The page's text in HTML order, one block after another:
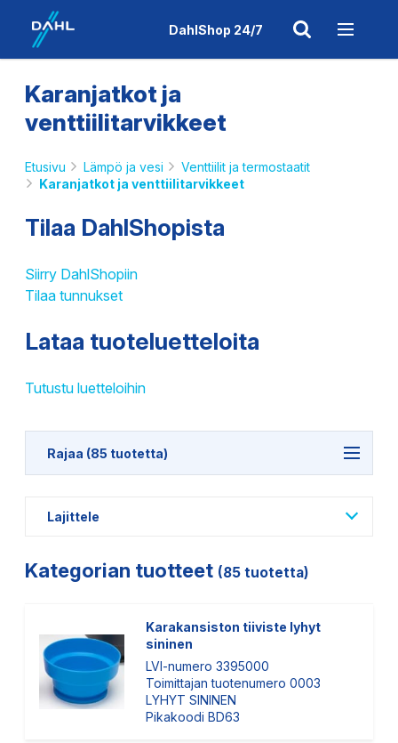
DahlShop 24/7
Karanjatkot ja
venttiilitarvikkeet
Etusivu Lämpö ja vesi
Venttiilit ja termostaatit
Karanjatkot ja venttiilitarvikkeet
Tilaa DahlShopista
Siirry DahlShopiin
Tilaa tunnukset
Lataa tuoteluetteloita
Tutustu luetteloihin
Rajaa (85 tuotetta)
Lajittele
Kategorian tuotteet (85 tuotetta)
Karakansiston tiiviste lyhyt
sininen
LVI-numero 3395000
Toimittajan tuotenumero 0003
LYHYT SININEN
Pikakoodi BD63